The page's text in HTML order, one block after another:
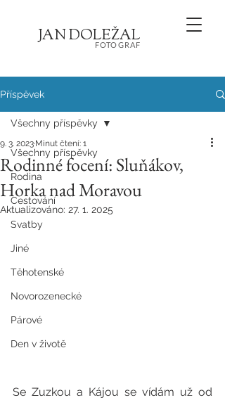
JANDOLEŽAL
FOTOGRAF
Příspěvek
Všechny příspěvky
Rodina
Cestování
Svatby
Jiné
Těhotenské
Novorozenecké
Párové
Den v životě
Všechny příspěvky
Rodinné focení: Sluňákov,
Horka nad Moravou
9. 3. 2023 Minut čtení: 1
Aktualizováno: 27. 1. 2025
Se Zuzkou a Kájou se vídám už od